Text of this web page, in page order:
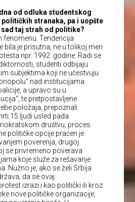
od odluka studentskog
političkih stranaka, pa i uopšte
taj strah od politike?
fenomenu. Tendencija
bila je prisutna, ne u tolikoj meri
npr. 1992. godine. Radi se
studenti odbijaju
subjektima koji ne učestvuju
nad institucijama
a upravo su u
te pretpostavljene
položaja, prepoznali
15 ljudi usled pada
društvu, proces
političke opcije praćen je
poverenja, drugoj
se privremeno poverava
koje služe za rešavanje
Nužno je, ako se želi Srbija
da se ovaj
izrazi i kao politički ili kroz
nove političke organizacije,